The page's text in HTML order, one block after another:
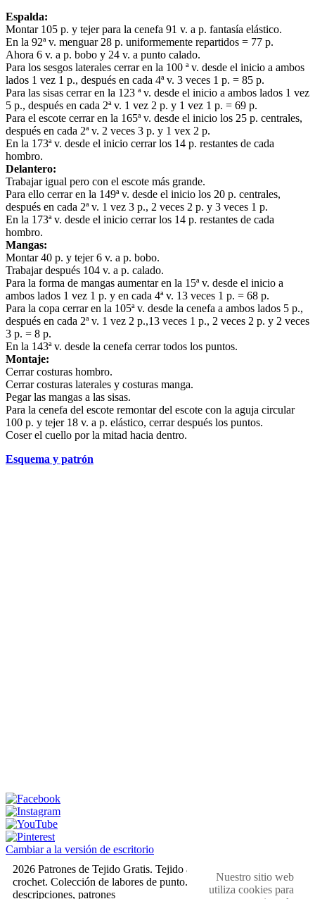
Espalda:
Montar 105 p. y tejer para la cenefa 91 v. a p. fantasía elástico.
En la 92ª v. menguar 28 p. uniformemente repartidos = 77 p.
Ahora 6 v. a p. bobo y 24 v. a punto calado.
Para los sesgos laterales cerrar en la 100 ª v. desde el inicio a ambos
lados 1 vez 1 p., después en cada 4ª v. 3 veces 1 p. = 85 p.
Para las sisas cerrar en la 123 ª v. desde el inicio a ambos lados 1 vez
5 p., después en cada 2ª v. 1 vez 2 p. y 1 vez 1 p. = 69 p.
Para el escote cerrar en la 165ª v. desde el inicio los 25 p. centrales,
después en cada 2ª v. 2 veces 3 p. y 1 vex 2 p.
En la 173ª v. desde el inicio cerrar los 14 p. restantes de cada
hombro.
Delantero:
Trabajar igual pero con el escote más grande.
Para ello cerrar en la 149ª v. desde el inicio los 20 p. centrales,
después en cada 2ª v. 1 vez 3 p., 2 veces 2 p. y 3 veces 1 p.
En la 173ª v. desde el inicio cerrar los 14 p. restantes de cada
hombro.
Mangas:
Montar 40 p. y tejer 6 v. a p. bobo.
Trabajar después 104 v. a p. calado.
Para la forma de mangas aumentar en la 15ª v. desde el inicio a
ambos lados 1 vez 1 p. y en cada 4ª v. 13 veces 1 p. = 68 p.
Para la copa cerrar en la 105ª v. desde la cenefa a ambos lados 5 p.,
después en cada 2ª v. 1 vez 2 p.,13 veces 1 p., 2 veces 2 p. y 2 veces
3 p. = 8 p.
En la 143ª v. desde la cenefa cerrar todos los puntos.
Montaje:
Cerrar costuras hombro.
Cerrar costuras laterales y costuras manga.
Pegar las mangas a las sisas.
Para la cenefa del escote remontar del escote con la aguja circular
100 p. y tejer 18 v. a p. elástico, cerrar después los puntos.
Coser el cuello por la mitad hacia dentro.
Esquema y patrón
Cambiar a la versión de escritorio
2026 Patrones de Tejido Gratis. Tejido a dos agujas y
crochet. Colección de labores de punto. Muestras,
descripciones, patrones
Nuestro sitio web
utiliza cookies para